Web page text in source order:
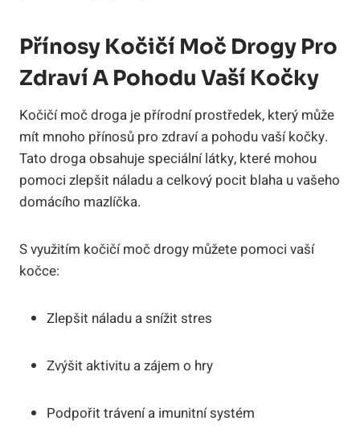
Přínosy⁤ Kočičí Moč Drogy ​pro
Zdraví A Pohodu Vaší Kočky
Kočičí moč ‌droga je přírodní prostředek, který může
mít​ mnoho přínosů ⁣pro zdraví a pohodu vaší ⁤kočky.
Tato droga obsahuje speciální látky,​ které⁣ mohou
pomoci zlepšit náladu a⁤ celkový pocit ⁤blaha u vašeho
domácího mazlíčka.
S využitím⁢ kočičí ​moč drogy‌ můžete pomoci vaší
kočce:
Zlepšit ⁣náladu‍ a‌ snížit stres
Zvýšit aktivitu a zájem o ⁤hry
Podpořit ⁢trávení a imunitní systém